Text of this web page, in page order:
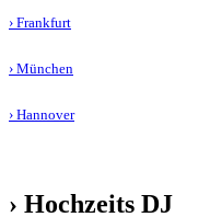
› Frankfurt
› München
› Hannover
› Hochzeits DJ